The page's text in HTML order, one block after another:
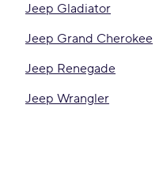
Jeep Gladiator
Jeep Grand Cherokee
Jeep Renegade
Jeep Wrangler